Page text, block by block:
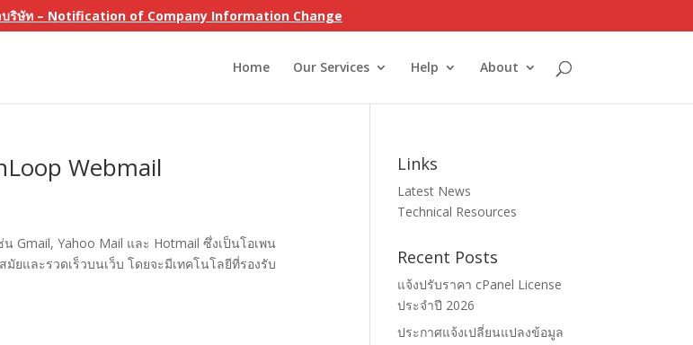
บริษัท – Notification of Company Information Change
Home Our Services Help About
Webmail
Gmail, Yahoo Mail และ Hotmail ซึ่งเป็นโอเพน
ยและรวดเร็วบนเว็บ โดยจะมีเทคโนโลยีที่รองรับ
Links
Latest News
Technical Resources
Recent Posts
แจ้งปรับราคา cPanel License
ประจำปี 2026
ประกาศแจ้งเปลี่ยนแปลงข้อมูล